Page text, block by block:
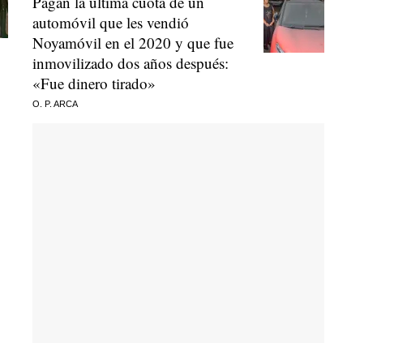
automóvil que les vendió
Noyamóvil en el 2020 y que fue
inmovilizado dos años después:
«Fue dinero tirado»
O. P. ARCA